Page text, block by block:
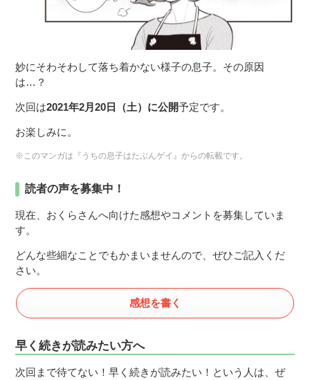
妙にそわそわして落ち着かない様子の息子。その原因
は…？
次回は2021年2月20日（土）に公開予定です。
お楽しみに。
※このマンガは『うちの息子はたぶんゲイ』からの転載です。
読者の声を募集中！
現在、おくらさんへ向けた感想やコメントを募集していま
す。
どんな些細なことでもかまいませんので、ぜひご記入くだ
さい。
感想を書く
早く続きが読みたい方へ
次回まで待てない！早く続きが読みたい！という人は、ぜ